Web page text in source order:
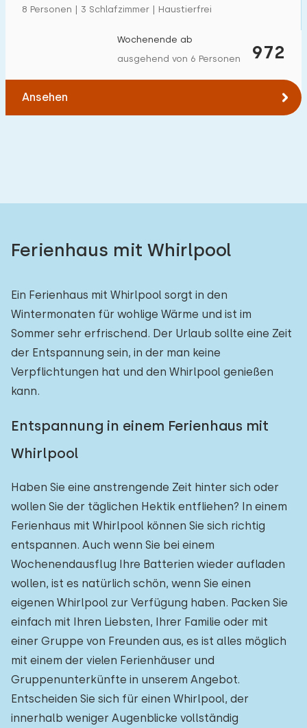
8 Personen | 3 Schlafzimmer | Haustierfrei
972
Wochenende ab
ausgehend von 6 Personen
Ansehen
Ferienhaus mit Whirlpool
Ein Ferienhaus mit Whirlpool sorgt in den
Wintermonaten für wohlige Wärme und ist im
Sommer sehr erfrischend. Der Urlaub sollte eine Zeit
der Entspannung sein, in der man keine
Verpflichtungen hat und den Whirlpool genießen
kann.
Entspannung in einem Ferienhaus mit
Whirlpool
Haben Sie eine anstrengende Zeit hinter sich oder
wollen Sie der täglichen Hektik entfliehen? In einem
Ferienhaus mit Whirlpool können Sie sich richtig
entspannen. Auch wenn Sie bei einem
Wochenendausflug Ihre Batterien wieder aufladen
wollen, ist es natürlich schön, wenn Sie einen
eigenen Whirlpool zur Verfügung haben. Packen Sie
einfach mit Ihren Liebsten, Ihrer Familie oder mit
einer Gruppe von Freunden aus, es ist alles möglich
mit einem der vielen Ferienhäuser und
Gruppenunterkünfte in unserem Angebot.
Entscheiden Sie sich für einen Whirlpool, der
innerhalb weniger Augenblicke vollständig